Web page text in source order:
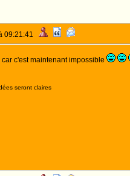
09:21:41
c'est maintenant impossible
seront claires